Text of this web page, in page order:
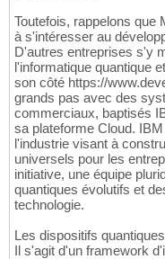
Toutefois, rappelons que
à s'intéresser au
D'autres entreprises s'y
l'informatique quantique
son côté https://
grands pas avec des
commerciaux, baptisés
sa plateforme Cloud.
l'industrie visant à
universels pour les
initiative, une équipe
quantiques évolutifs et
technologie.
Les dispositifs
Il s'agit d'un framework